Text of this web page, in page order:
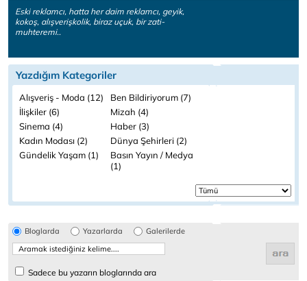
Eski reklamcı, hatta her daim reklamcı, geyik,
kokoş, alışverişkolik, biraz uçuk, bir zati-
muhteremi..
Yazdığım Kategoriler
Alışveriş - Moda (12)
Ben Bildiriyorum (7)
İlişkiler (6)
Mizah (4)
Sinema (4)
Haber (3)
Kadın Modası (2)
Dünya Şehirleri (2)
Gündelik Yaşam (1)
Basın Yayın / Medya
(1)
Bloglarda Yazarlarda Galerilerde
Sadece bu yazarın bloglarında ara